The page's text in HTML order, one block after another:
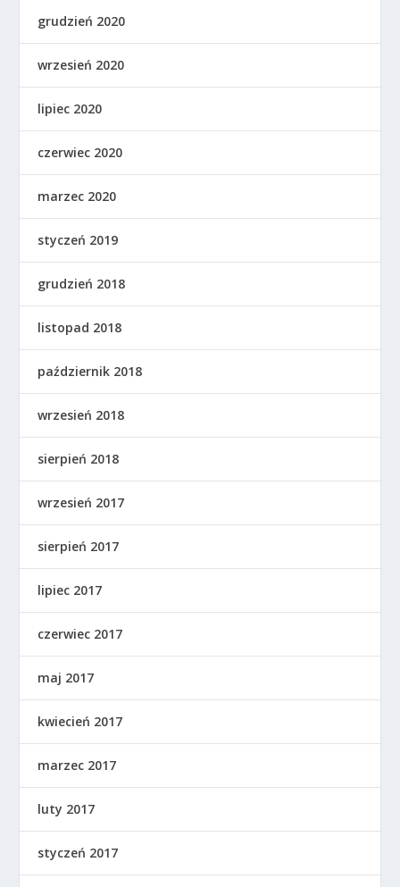
grudzień 2020
wrzesień 2020
lipiec 2020
czerwiec 2020
marzec 2020
styczeń 2019
grudzień 2018
listopad 2018
październik 2018
wrzesień 2018
sierpień 2018
wrzesień 2017
sierpień 2017
lipiec 2017
czerwiec 2017
maj 2017
kwiecień 2017
marzec 2017
luty 2017
styczeń 2017